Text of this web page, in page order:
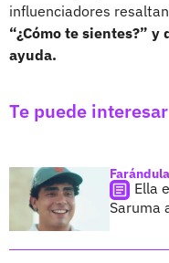
influenciadores
“¿Cómo te sientes?”
ayuda.
Te puede interesar
Farándula
Ella
Saruma